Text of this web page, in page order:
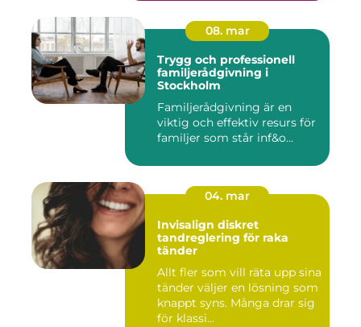
08. mar
Trygg och professionell
familjerådgivning i
Stockholm
Familjerådgivning är en
viktig och effektiv resurs för
familjer som står inf&o...
04. mar
Invisalign diskret
tandreglering för raka
tänder
Allt fler som vill räta upp sina
tänder väljer en lösning som
knappt syns. Många drar sig
för klassi...